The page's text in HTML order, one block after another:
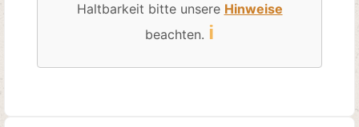
Haltbarkeit bitte unsere Hinweise
beachten. ℹ️